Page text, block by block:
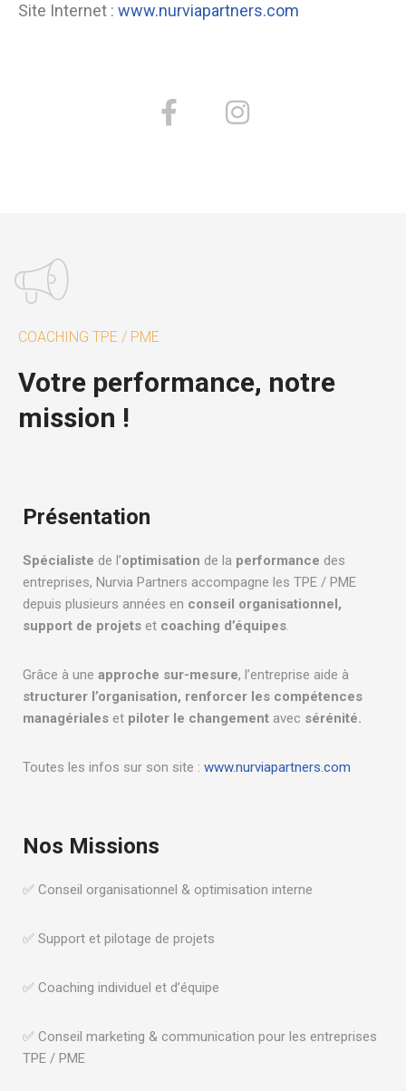
Site Internet : www.nurviapartners.com
COACHING TPE / PME
Votre performance, notre
mission !
Présentation
Spécialiste de l’optimisation de la performance des
entreprises, Nurvia Partners accompagne les TPE / PME
depuis plusieurs années en conseil organisationnel,
support de projets et coaching d’équipes.
Grâce à une approche sur-mesure, l’entreprise aide à
structurer l’organisation, renforcer les compétences
managériales et piloter le changement avec sérénité.
Toutes les infos sur son site : www.nurviapartners.com
Nos Missions
✅ Conseil organisationnel & optimisation interne
✅ Support et pilotage de projets
✅ Coaching individuel et d’équipe
✅ Conseil marketing & communication pour les entreprises
TPE / PME